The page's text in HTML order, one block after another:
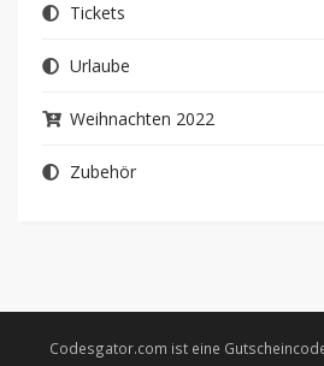
Tickets
Urlaube
Weihnachten 2022
Zubehör
Codesgator.com ist eine